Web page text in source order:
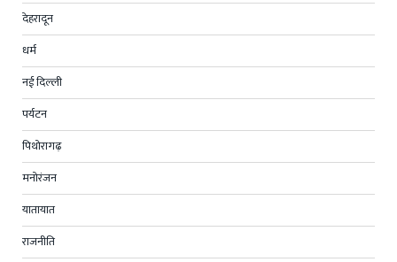
देहरादून
धर्म
नई दिल्ली
पर्यटन
पिथोरागढ़
मनोरंजन
यातायात
राजनीति